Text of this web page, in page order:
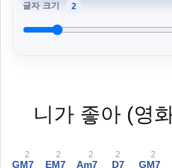
글자 크기 2
니가 좋아 (영
GM7
2
EM7
2
Am7
2
D7
2
GM7
2